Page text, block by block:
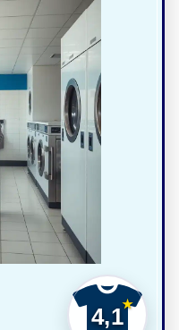
4,1